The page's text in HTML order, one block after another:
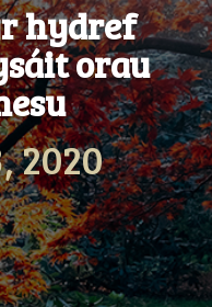
hydref
orau
2020